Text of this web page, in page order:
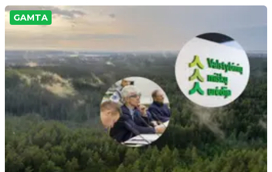
GAMTA